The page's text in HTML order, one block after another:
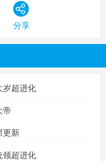
分享
岁超进化
帝
更新
领超进化